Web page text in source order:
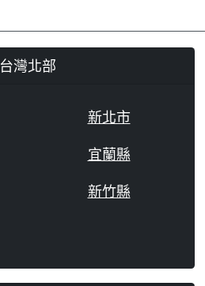
台灣北部
新北市
宜蘭縣
新竹縣